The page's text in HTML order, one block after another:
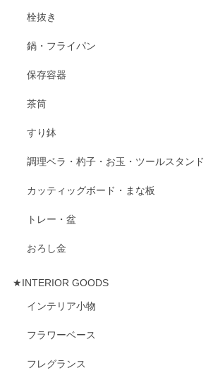
栓抜き
鍋・フライパン
保存容器
茶筒
すり鉢
調理ベラ・杓子・お玉・ツールスタンド
カッティッグボード・まな板
トレー・盆
おろし金
★INTERIOR GOODS
インテリア小物
フラワーベース
フレグランス